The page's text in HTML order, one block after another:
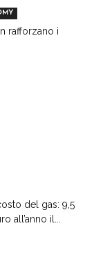
rafforzano i
del gas: 9,5
all’anno il...